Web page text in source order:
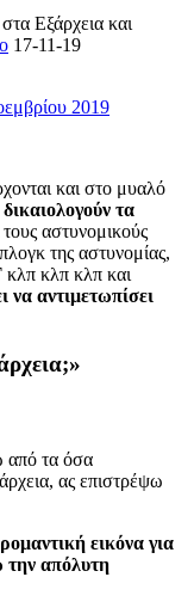
Εξάρχεια και
17-11-19
2019
και στο μυαλό
τα
αστυνομικούς
της αστυνομίας,
κλπ κλπ κλπ και
να αντιμετωπίσει
από τα όσα
ας επιστρέψω
εικόνα για
την απόλυτη